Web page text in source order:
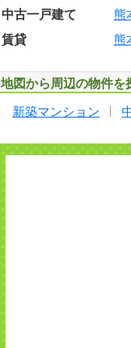
中古一戸建て
熊
賃貸
熊
地図から周辺の物件を
新築マンション